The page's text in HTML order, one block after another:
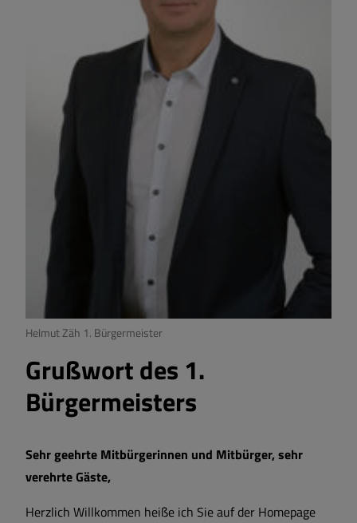
Helmut Zäh 1. Bürgermeister
Grußwort des 1.
Bürgermeisters
Sehr geehrte Mitbürgerinnen und Mitbürger, sehr
verehrte Gäste,
Herzlich Willkommen heiße ich Sie auf der Homepage